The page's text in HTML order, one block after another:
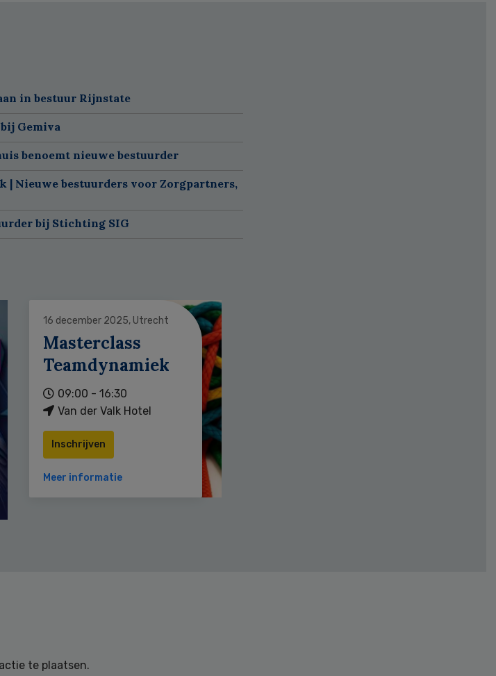
in bestuur Rijnstate
Gemiva
benoemt nieuwe bestuurder
| Nieuwe bestuurders voor Zorgpartners,
bij Stichting SIG
16 december 2025, Utrecht
Masterclass
Teamdynamiek
09:00 - 16:30
Van der Valk Hotel
Inschrijven
Meer informatie
te plaatsen.